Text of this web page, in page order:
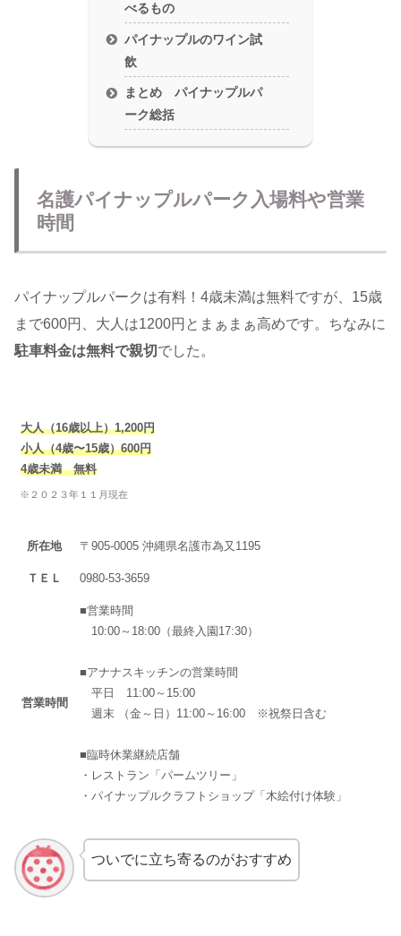
べるもの
パイナップルのワイン試
飲
まとめ パイナップルパ
ーク総括
名護パイナップルパーク入場料や営業
時間
パイナップルパークは有料！4歳未満は無料ですが、15歳
まで600円、大人は1200円とまぁまぁ高めです。ちなみに
駐車料金は無料で親切 でした。
大人（16歳以上）1,200円
小人（4歳〜15歳）600円
4歳未満 無料
※２０２３年１１月現在
所在地 〒905-0005 沖縄県名護市為又1195
ＴＥＬ 0980-53-3659
営業時間
■営業時間
10:00～18:00（最終入園17:30）
■アナナスキッチンの営業時間
平日 11:00～15:00
週末 （金～日）11:00～16:00 ※祝祭日含む
■臨時休業継続店舗
・レストラン「パームツリー」
・パイナップルクラフトショップ「木絵付け体験」
ついでに立ち寄るのがおすすめ